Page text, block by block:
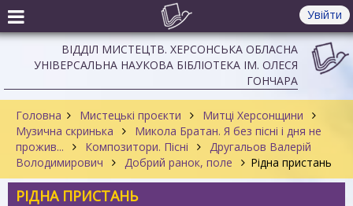
Увійти
ВІДДІЛ МИСТЕЦТВ. ХЕРСОНСЬКА ОБЛАСНА
УНІВЕРСАЛЬНА НАУКОВА БІБЛІОТЕКА ІМ. ОЛЕСЯ
ГОНЧАРА
Головна Мистецькі проєкти
Митці Херсонщини
Музична скринька
Микола Братан. Я без пісні і дня не
прожив...
Композитори. Пісні
Другальов Валерій
Володимирович
Добрий ранок, поле Рідна пристань
РІДНА ПРИСТАНЬ